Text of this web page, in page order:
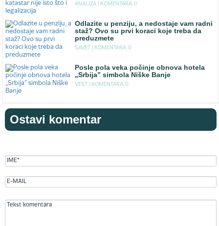
ANALIZA | KOMENTARA: 0
Odlazite u penziju, a nedostaje vam radni
staž? Ovo su prvi koraci koje treba da
preduzmete
SAVET | KOMENTARA: 0
Posle pola veka počinje obnova hotela
„Srbija” simbola Niške Banje
VEST | KOMENTARA: 0
Ostavi komentar